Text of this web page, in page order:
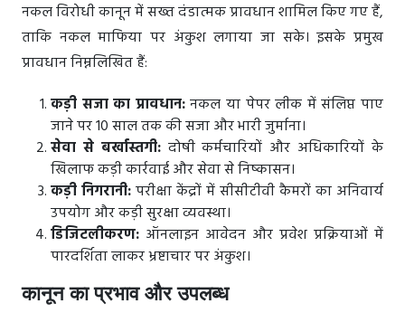
नकल विरोधी कानून में सख्त दंडात्मक प्रावधान शामिल किए गए हैं,
ताकि नकल माफिया पर अंकुश लगाया जा सके। इसके प्रमुख
प्रावधान निम्नलिखित हैं:
कड़ी सजा का प्रावधान:नकल या पेपर लीक में संलिप्त पाए
जाने पर 10 साल तक की सजा और भारी जुर्माना।
सेवा से बर्खास्तगी:दोषी कर्मचारियों और अधिकारियों के
खिलाफ कड़ी कार्रवाई और सेवा से निष्कासन।
कड़ी निगरानी:परीक्षा केंद्रों में सीसीटीवी कैमरों का अनिवार्य
उपयोग और कड़ी सुरक्षा व्यवस्था।
डिजिटलीकरण: ऑनलाइन आवेदन और प्रवेश प्रक्रियाओं में
पारदर्शिता लाकर भ्रष्टाचार पर अंकुश।
कानून का प्रभाव और उपलब्ध